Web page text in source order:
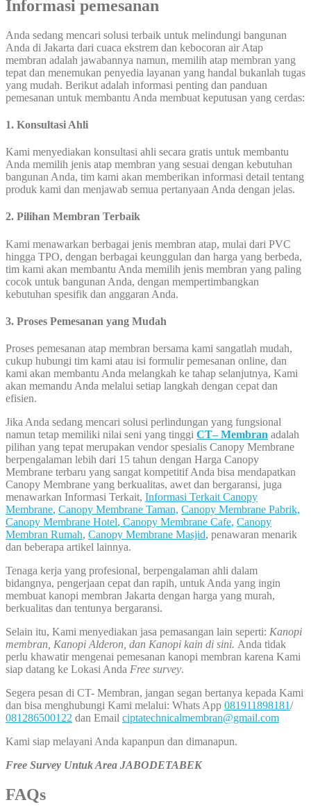
Informasi pemesanan
Anda sedang mencari solusi terbaik untuk melindungi bangunan
Anda di Jakarta dari cuaca ekstrem dan kebocoran air Atap
membran adalah jawabannya namun, memilih atap membran yang
tepat dan menemukan penyedia layanan yang handal bukanlah tugas
yang mudah. Berikut adalah informasi penting dan panduan
pemesanan untuk membantu Anda membuat keputusan yang cerdas:
1. Konsultasi Ahli
Kami menyediakan konsultasi ahli secara gratis untuk membantu
Anda memilih jenis atap membran yang sesuai dengan kebutuhan
bangunan Anda, tim kami akan memberikan informasi detail tentang
produk kami dan menjawab semua pertanyaan Anda dengan jelas.
2. Pilihan Membran Terbaik
Kami menawarkan berbagai jenis membran atap, mulai dari PVC
hingga TPO, dengan berbagai keunggulan dan harga yang berbeda,
tim kami akan membantu Anda memilih jenis membran yang paling
cocok untuk bangunan Anda, dengan mempertimbangkan
kebutuhan spesifik dan anggaran Anda.
3. Proses Pemesanan yang Mudah
Proses pemesanan atap membran bersama kami sangatlah mudah,
cukup hubungi tim kami atau isi formulir pemesanan online, dan
kami akan membantu Anda melangkah ke tahap selanjutnya, Kami
akan memandu Anda melalui setiap langkah dengan cepat dan
efisien.
Jika Anda sedang mencari solusi perlindungan yang fungsional
namun tetap memiliki nilai seni yang tinggi CT– Membran adalah
pilihan yang tepat merupakan vendor spesialis Canopy Membrane
berpengalaman lebih dari 15 tahun dengan Harga Canopy
Membrane terbaru yang sangat kompetitif Anda bisa mendapatkan
Canopy Membrane yang berkualitas, awet dan bergaransi, juga
menawarkan Informasi Terkait, Informasi Terkait Canopy
Membrane, Canopy Membrane Taman, Canopy Membrane Pabrik,
Canopy Membrane Hotel, Canopy Membrane Cafe, Canopy
Membran Rumah, Canopy Membrane Masjid, penawaran menarik
dan beberapa artikel lainnya.
Tenaga kerja yang profesional, berpengalaman ahli dalam
bidangnya, pengerjaan cepat dan rapih, untuk Anda yang ingin
membuat kanopi membran Jakarta dengan harga yang murah,
berkualitas dan tentunya bergaransi.
Selain itu, Kami menyediakan jasa pemasangan lain seperti: Kanopi
membran, Kanopi Alderon, dan Kanopi kain di sini. Anda tidak
perlu khawatir mengenai pemesanan kanopi membran karena Kami
siap datang ke Lokasi Anda Free survey.
Segera pesan di CT- Membran, jangan segan bertanya kepada Kami
dan bisa menghubungi Kami melalui: Whats App 081911898181/
081286500122 dan Email ciptatechnicalmembran@gmail.com
Kami siap melayani Anda kapanpun dan dimanapun.
Free Survey Untuk Area JABODETABEK
FAQs